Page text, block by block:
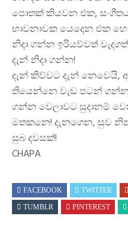
පොතක් කියවන එක,
භාවනාවක යෙදෙන එක
නිදා ගන්න ඉරියව්වත්
දැන් නිදා ගන්න!
දැන් කිව්වට දැන් නෙවෙයි,
තියෙන්නෙ වැඩ පටන්
ගන්න වෙලාවට සුදානම්
මතකනෙ! දැනගෙන, සුව
සුබ දවසක්!
CHAPA
FACEBOOK TWITTER
TUMBLR
PINTEREST